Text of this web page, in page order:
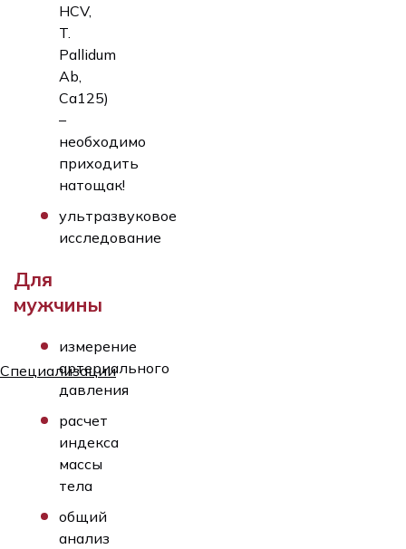
Специализации
HCV,
T.
Pallidum
Ab,
Ca125)
–
необходимо
приходить
натощак!
ультразвуковое
исследование
Для
мужчины
измерение
артериального
давления
расчет
индекса
массы
тела
общий
анализ